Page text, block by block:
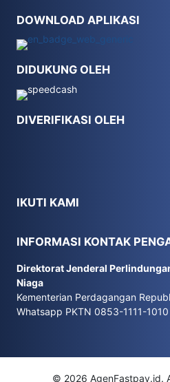
DOWNLOAD APLIKASI
DIDUKUNG OLEH
DIVERIFIKASI OLEH
IKUTI KAMI
INFORMASI KONTAK
Direktorat Jenderal
Niaga
Kementerian Perdagangan
Whatsapp PKTN 0853-1111-1010
© 2026 AgenFastpay.id.